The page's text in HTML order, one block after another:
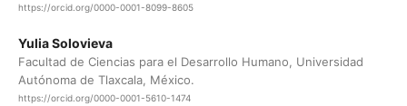
https://orcid.org/0000-0001-8099-8605
Yulia Solovieva
Facultad de Ciencias para el Desarrollo Humano, Universidad
Autónoma de Tlaxcala, México.
https://orcid.org/0000-0001-5610-1474